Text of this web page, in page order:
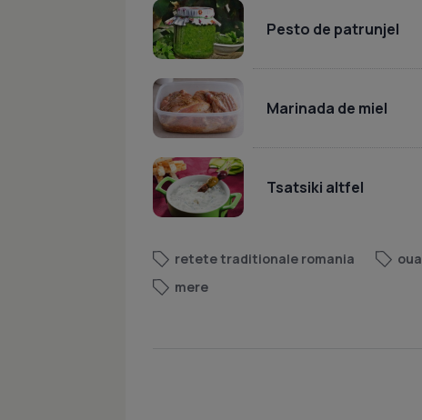
Pesto de patrunjel
Marinada de miel
Tsatsiki altfel
retete traditionale romania oua
mere